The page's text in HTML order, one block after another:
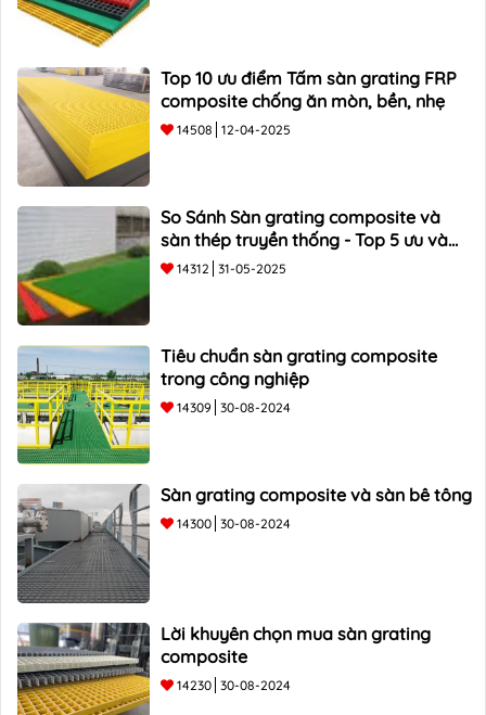
Top 10 ưu điểm Tấm sàn grating FRP
composite chống ăn mòn, bền, nhẹ
14508 12-04-2025
So Sánh Sàn grating composite và
sàn thép truyền thống - Top 5 ưu và
nhược điểm
14312 31-05-2025
Tiêu chuẩn sàn grating composite
trong công nghiệp
14309 30-08-2024
Sàn grating composite và sàn bê tông
14300 30-08-2024
Lời khuyên chọn mua sàn grating
composite
14230 30-08-2024